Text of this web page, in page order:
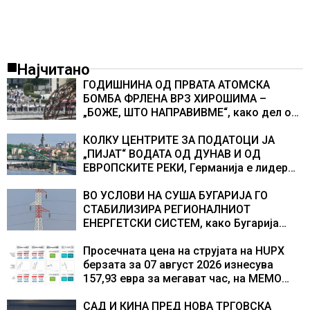
Најчитано
ГОДИШНИНА ОД ПРВАТА АТОМСКА
БОМБА ФРЛЕНА ВРЗ ХИРОШИМА –
„БОЖЕ, ШТО НАПРАВИВМЕ“, како дел од
учесниците во бомбардирањето го
доживуваа овој настан што го промени
текот на историјата
КОЛКУ ЦЕНТРИТЕ ЗА ПОДАТОЦИ ЈА
„ПИЈАТ“ ВОДАТА ОД ДУНАВ И ОД
ЕВРОПСКИТЕ РЕКИ, Германија е лидер
центри за податоци
ВО УСЛОВИ НА СУША БУГАРИЈА ГО
СТАБИЛИЗИРА РЕГИОНАЛНИОТ
ЕНЕРГЕТСКИ СИСТЕМ, како Бугарија
складирање на енергија од батерии
Просечната цена на струјата на HUPX
берзата за 07 август 2026 изнесува
157,93 евра за мегават час, на МЕМО
САД И КИНА ПРЕД НОВА ТРГОВСКА